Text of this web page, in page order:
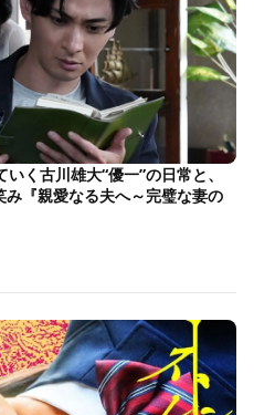
く古川雄大“優一”の日常と、
み『親愛なる夫へ～完璧な妻の